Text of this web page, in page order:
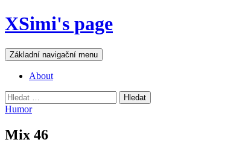
Přejít
k
webu
XSimi's page
Hledat
Základní navigační menu
About
Vyhledávání
Humor
Mix 46